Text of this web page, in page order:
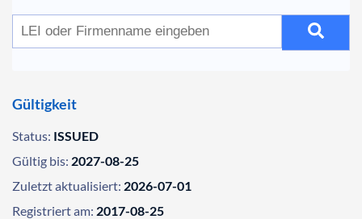
Gültigkeit
Status: ISSUED
Gültig bis: 2027-08-25
Zuletzt aktualisiert: 2026-07-01
Registriert am: 2017-08-25